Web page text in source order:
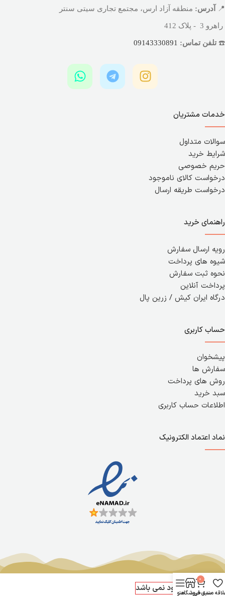
709,000تومان
در انبار موجود نمی باشد
📍 آدرس: منطقه آزاد ارس، مجتمع تجاری سیتی سنتر
راهرو 3 - پلاک 412
☎️تلفن تماس: 09143330891
خدمات مشتریان
سوالات متداول
شرایط خرید
حریم خصوصی
درخواست کالای ناموجود
درخواست طریقه ارسال
راهنمای خرید
رویه ارسال سفارش
شیوه های پرداخت
نحوه ثبت سفارش
پرداخت آنلاین
درگاه ایران کیش / زرین پال
حساب کاربری
پیشخوان
سفارش ها
روش های پرداخت
سبد خرید
اطلاعات حساب کاربری
نماد اعتماد الکترونیک
مندی
0
سبد خریدفروشگاهمنو